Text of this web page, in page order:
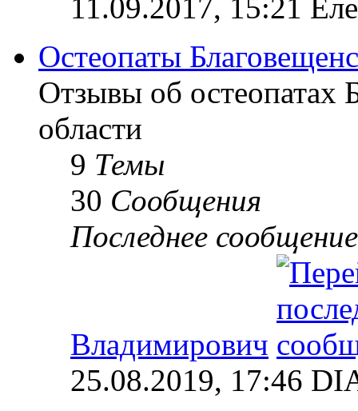
11.09.2017, 15:21
Остеопаты
Отзывы об остеопатах
области
9 Темы
30 Сообщения
Последнее сообщение
Владимирович
25.08.2019, 17:46